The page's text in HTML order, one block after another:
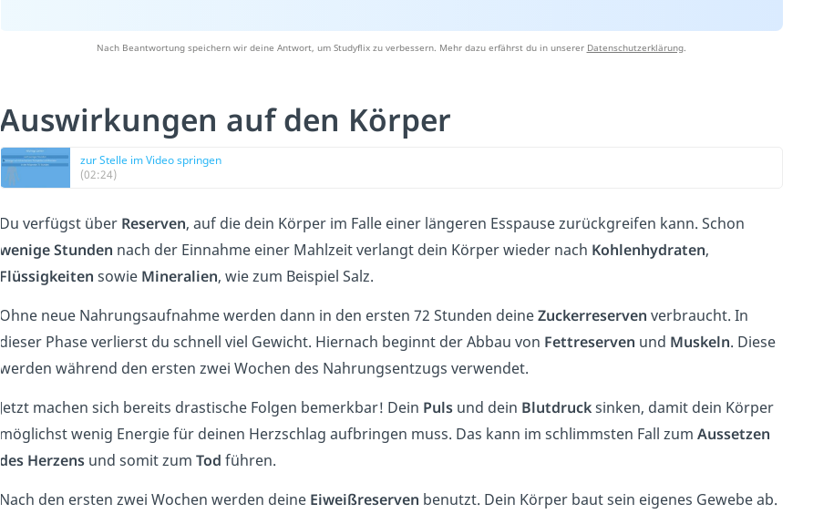
Nach Beantwortung speichern wir deine Antwort, um Studyflix zu verbessern. Mehr dazu erfährst du in unserer Datenschutzerklärung.
Auswirkungen auf den Körper
zur Stelle im Video springen
(02:24)
Du verfügst über Reserven, auf die dein Körper im Falle einer längeren Esspause zurückgreifen kann. Schon
wenige Stunden nach der Einnahme einer Mahlzeit verlangt dein Körper wieder nach Kohlenhydraten,
Flüssigkeiten sowie Mineralien, wie zum Beispiel Salz.
Ohne neue Nahrungsaufnahme werden dann in den ersten 72 Stunden deineZuckerreserven verbraucht. In
dieser Phase verlierst du schnell viel Gewicht. Hiernach beginnt der Abbau von Fettreserven und Muskeln. Diese
werden während den ersten zwei Wochen des Nahrungsentzugs verwendet.
Jetzt machen sich bereits drastische Folgen bemerkbar! Dein Puls und dein Blutdrucksinken, damit dein Körper
möglichst wenig Energie für deinen Herzschlag aufbringen muss. Das kann im schlimmsten Fall zum Aussetzen
des Herzens und somit zum Tod führen.
Nach den ersten zwei Wochen werden deine Eiweißreserven benutzt. Dein Körper baut sein eigenes Gewebe ab.